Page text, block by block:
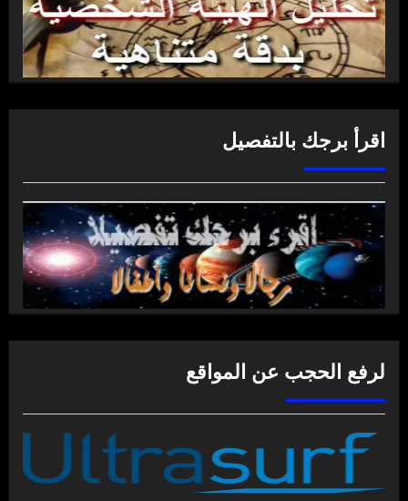
اقرأ برجك بالتفصيل
لرفع الحجب عن المواقع